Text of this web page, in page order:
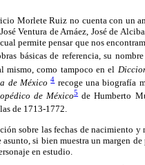
Morlete Ruiz no cuenta con un
Ventura de Arnáez, José de
permite pensar que nos
básicas de referencia, su
mismo, como tampoco en el
de México 4recoge una biografía
de México5 de Humberto
de 1713-1772.
sobre las fechas de nacimiento
asunto, si bien muestra un margen
en estudio.